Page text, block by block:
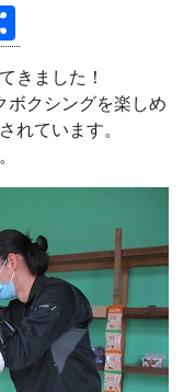
有
きました！
ボクシングを楽しめ
れています。